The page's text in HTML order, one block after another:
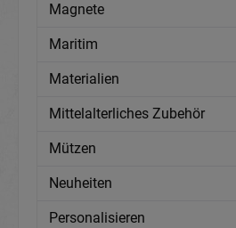
Magnete
Maritim
Materialien
Mittelalterliches Zubehör
Mützen
Neuheiten
Personalisieren